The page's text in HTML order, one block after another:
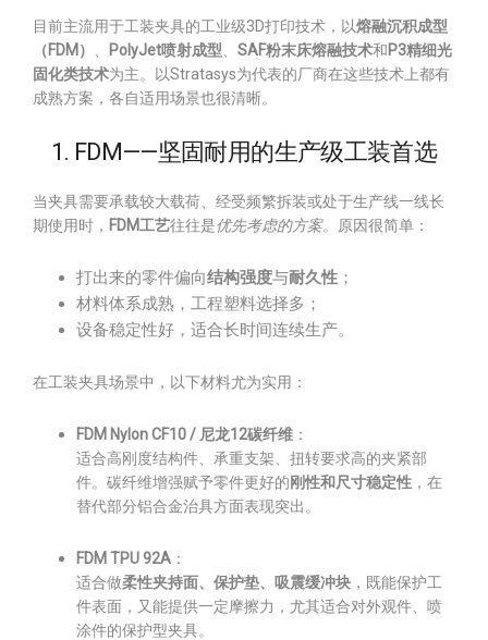
目前主流用于工装夹具的工业级3D打印技术，以熔融沉积成型
（FDM）
PolyJet喷射成型 SAF粉末床熔融技术和P3精细光
固化类技术为主。以Stratasys为代表的厂商在这些技术上都有
成熟方案，各自适用场景也很清晰。
1. FDM——坚固耐用的生产级工装首选
当夹具需要承载较大载荷、经受频繁拆装或处于生产线一线长
期使用时， FDM工艺往往是优先考虑的方案。原因很简单：
打出来的零件偏向结构强度与耐久性 ；
材料体系成熟，工程塑料选择多；
设备稳定性好，适合长时间连续生产。
在工装夹具场景中，以下材料尤为实用：
FDM Nylon CF10 / 尼龙12碳纤维 ：
适合高刚度结构件、承重支架、扭转要求高的夹紧部
件。碳纤维增强赋予零件更好的刚性和尺寸稳定性 ，在
替代部分铝合金治具方面表现突出。
FDM TPU 92A ：
适合做柔性夹持面、保护垫、吸震缓冲块 ，既能保护工
件表面，又能提供一定摩擦力，尤其适合对外观件、喷
涂件的保护型夹具。